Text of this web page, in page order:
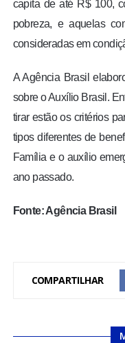
capita de até R$ 100,
pobreza, e aquelas
consideradas em
A Agência Brasil
sobre o Auxílio Brasil.
tirar estão os critérios
tipos diferentes de
Família e o auxílio
ano passado.
Fonte: Agência Brasil
COMPARTILHAR